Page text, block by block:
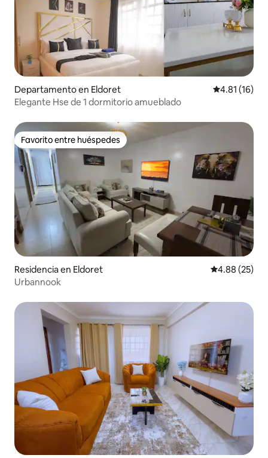
Departamento en Eldoret Calificación
4.81 (16)
Elegante Hse de 1 dormitorio amueblado
Favorito entre huéspedes
Favorito entre huéspedes
Residencia en Eldoret Calificación
4.88 (25)
Urbannook